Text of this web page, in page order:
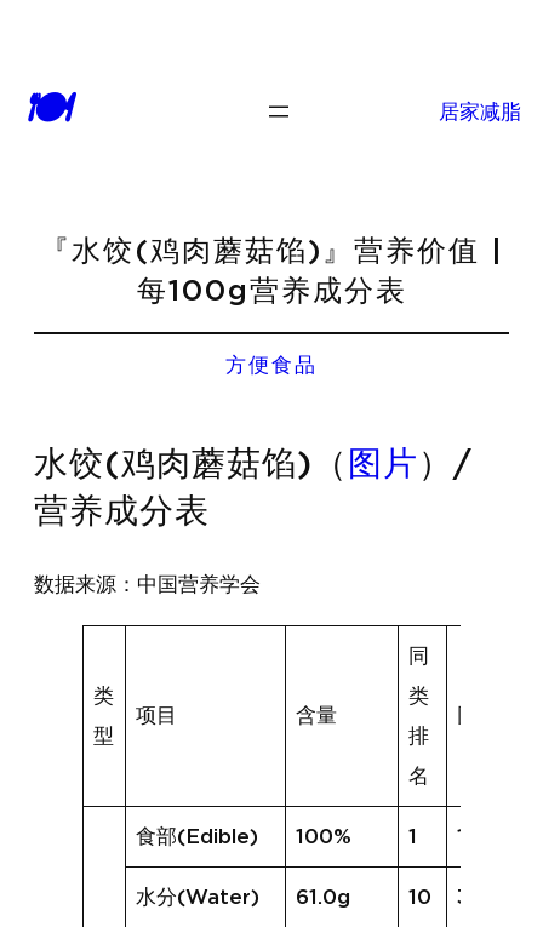
🍽 居家减脂
『水饺(鸡肉蘑菇馅)』营养价值 |
每100g营养成分表
方便食品
水饺(鸡肉蘑菇馅)（ 图片 ）/
营养成分表
数据来源：中国营养学会
类
型
项目 含量
同
类
排
名
食部(Edible) 100% 1 100%
水分(Water) 61.0g 10 30.9g